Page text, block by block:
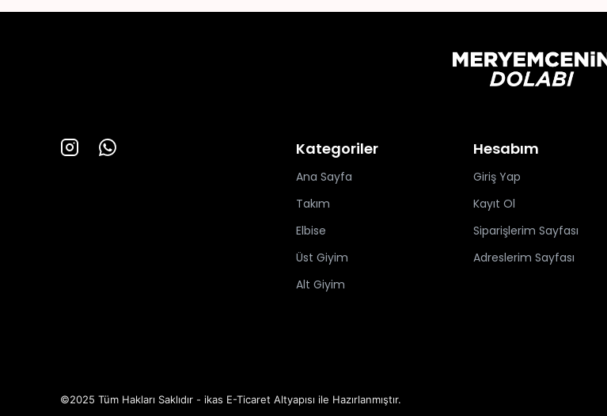
Kategoriler
Ana Sayfa
Takım
Elbise
Üst Giyim
Alt Giyim
Hesabım
Giriş Yap
Kayıt Ol
Siparişlerim Sayfası
Adreslerim Sayfası
©2025 Tüm Hakları Saklıdır - ikas E-Ticaret Altyapısı ile Hazırlanmıştır.